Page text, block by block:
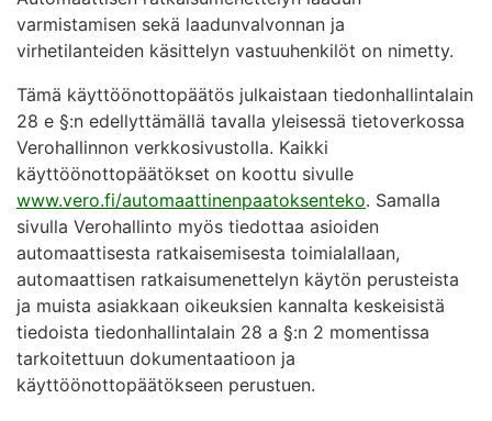
varmistamisen sekä laadunvalvonnan ja
virhetilanteiden käsittelyn vastuuhenkilöt on nimetty.
Tämä käyttöönottopäätös julkaistaan tiedonhallintalain
28 e §:n edellyttämällä tavalla yleisessä tietoverkossa
Verohallinnon verkkosivustolla. Kaikki
käyttöönottopäätökset on koottu sivulle
www.vero.fi/automaattinenpaatoksenteko. Samalla
sivulla Verohallinto myös tiedottaa asioiden
automaattisesta ratkaisemisesta toimialallaan,
automaattisen ratkaisumenettelyn käytön perusteista
ja muista asiakkaan oikeuksien kannalta keskeisistä
tiedoista tiedonhallintalain 28 a §:n 2 momentissa
tarkoitettuun dokumentaatioon ja
käyttöönottopäätökseen perustuen.